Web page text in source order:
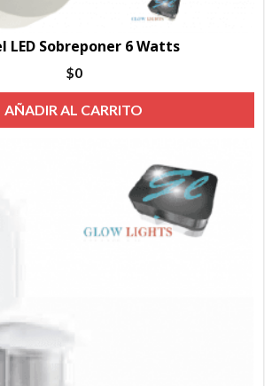
LED Sobreponer 6 Watts
$0
AÑADIR AL CARRITO